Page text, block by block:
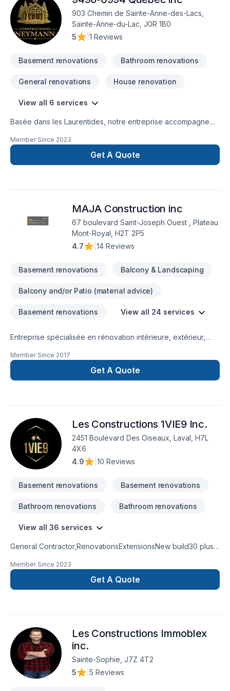
903 Chemin de Sainte-Anne-des-Lacs,
Sainte-Anne-du-Lac, J0R 1B0
5
1 Reviews
Basement renovations Bathroom renovations
General renovations House renovation
View all 6 services
Basée dans les Laurentides, notre entreprise accompagne
résidentielle avec une approche structurée, soignée et
centrée sur la qualité d’exécution.En tant qu’entrepreneur
général, nous assurons la gestion complète du chantier :
souci du détail, afin d’offrir une expérience fluide et sans
surprises.Nous croyons qu’une rénovation réussie repose
autant sur le résultat final que sur la façon dont elle est
réalisée. C’est pourquoi nous mettons l’accent sur la
communication, la propreté du chantier, le respect des lieux
espaces harmonieux, durables et parfaitement adaptés au
votre résidence, optimiser votre aménagement ou
accompagnons avec professionnalisme, rigueur et
finale.
Member Since 2023
Get A Quote
MAJA Construction inc
67 boulevard Saint-Joseph Ouest , Plateau
Mont-Royal, H2T 2P5
4.7
14 Reviews
Basement renovations Balcony & Landscaping
Balcony and/or Patio (material advice)
Basement renovations View all 24 services
Entreprise spécialisée en rénovation intérieure, extérieur,
bain,cuisine,portes et fenêtres,murs porteurs , structure
Member Since 2017
Get A Quote
Les Constructions 1VIE9 Inc.
2451 Boulevard Des Oiseaux, Laval, H7L
4X6
4.9
10 Reviews
Basement renovations Basement renovations
Bathroom renovations Bathroom renovations
View all 36 services
General Contractor,RenovationsExtensionsNew build30 plus
remodeling basement remodel
Member Since 2023
Get A Quote
Les Constructions Immoblex
inc.
Sainte-Sophie, J7Z 4T2
5
5 Reviews